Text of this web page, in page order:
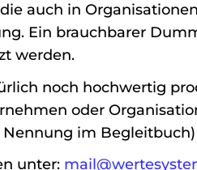
auch in
Ein brauchbarer
werden.
noch hochwertig
oder
im
unter: